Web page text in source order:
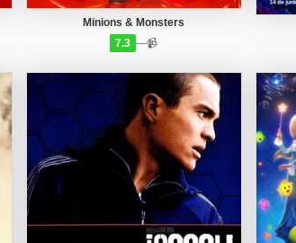
Minions & Monsters
7.3 —📹